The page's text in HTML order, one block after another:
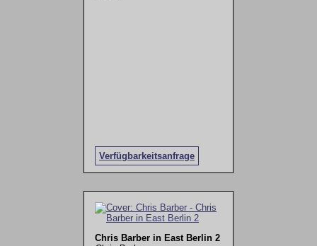
Verfügbarkeitsanfrage
Chris Barber in East Berlin 2